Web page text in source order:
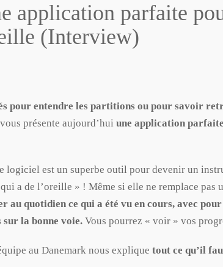
application parfaite
(Interview)
pour entendre les partitions ou pour savoir
présente aujourd’hui une application
logiciel est un superbe outil pour devenir un
a de l’oreille » ! Même si elle ne remplace pas
au quotidien ce qui a été vu en cours, avec
sur la bonne voie. Vous pourrez « voir » vos
au Danemark nous explique tout ce qu’il